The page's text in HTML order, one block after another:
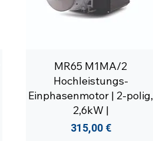
MR65 M1MA/2
Hochleistungs-
Einphasenmotor | 2-polig,
2,6kW |
Preis
315,00 €